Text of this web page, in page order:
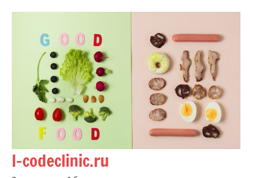
содержимому
l-codeclinic.ru